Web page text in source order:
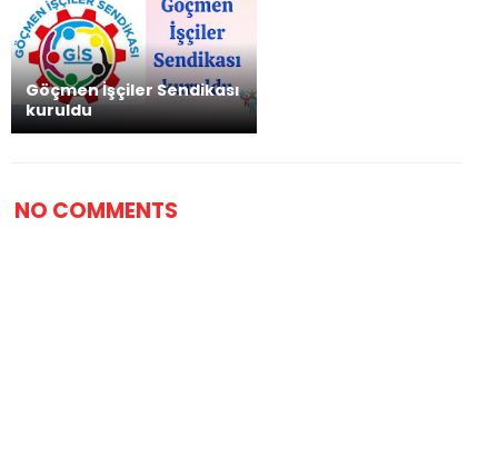
Göçmen İşçiler Sendikası
kuruldu
NO COMMENTS